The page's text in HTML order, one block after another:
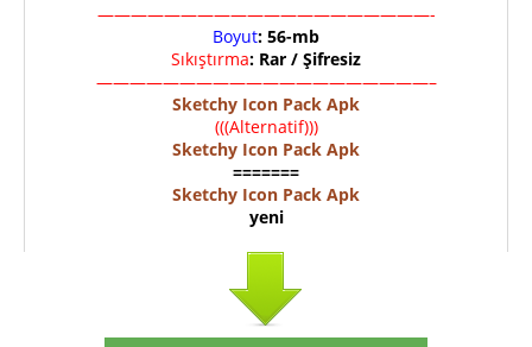
————————————————————-
Boyut: 56-mb
Sıkıştırma: Rar / Şifresiz
————————————————————–
Sketchy Icon Pack Apk
(((Alternatif)))
Sketchy Icon Pack Apk
=======
Sketchy Icon Pack Apk
yeni